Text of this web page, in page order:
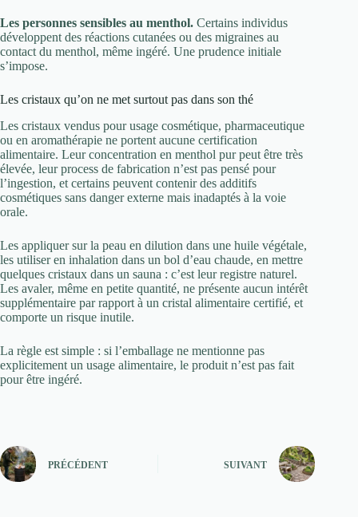
Les personnes sensibles au menthol. Certains individus
développent des réactions cutanées ou des migraines au
contact du menthol, même ingéré. Une prudence initiale
s’impose.
Les cristaux qu’on ne met surtout pas dans son thé
Les cristaux vendus pour usage cosmétique, pharmaceutique
ou en aromathérapie ne portent aucune certification
alimentaire. Leur concentration en menthol pur peut être très
élevée, leur process de fabrication n’est pas pensé pour
l’ingestion, et certains peuvent contenir des additifs
cosmétiques sans danger externe mais inadaptés à la voie
orale.
Les appliquer sur la peau en dilution dans une huile végétale,
les utiliser en inhalation dans un bol d’eau chaude, en mettre
quelques cristaux dans un sauna : c’est leur registre naturel.
Les avaler, même en petite quantité, ne présente aucun intérêt
supplémentaire par rapport à un cristal alimentaire certifié, et
comporte un risque inutile.
La règle est simple : si l’emballage ne mentionne pas
explicitement un usage alimentaire, le produit n’est pas fait
pour être ingéré.
PRÉCÉDENT SUIVANT